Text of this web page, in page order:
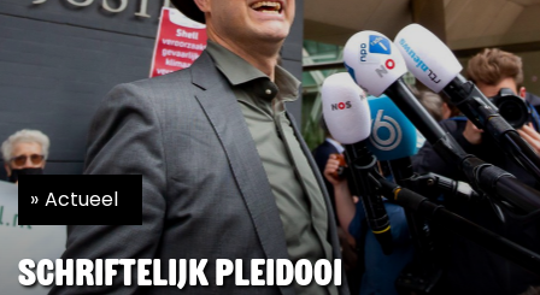
Actueel
Schriftelijk pleidooi